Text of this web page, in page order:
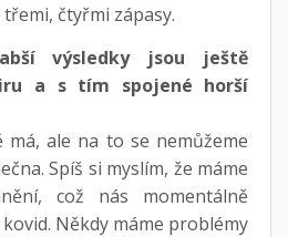
čtyřmi zápasy.
výsledky jsou ještě
a s tím spojené horší
ale na to se nemůžeme
Spíš si myslím, že máme
což nás momentálně
Někdy máme problémy